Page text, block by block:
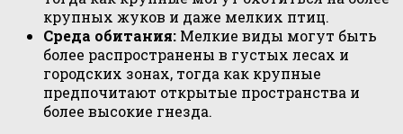
крупных жуков и даже мелких птиц.
Среда обитания: Мелкие виды могут быть
более распространены в густых лесах и
городских зонах, тогда как крупные
предпочитают открытые пространства и
более высокие гнезда.